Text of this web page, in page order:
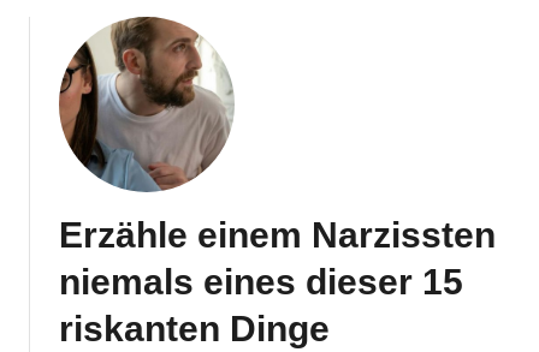
u
1
2
r
n
,
d
Erzähle einem Narzissten
niemals eines dieser 15
riskanten Dinge